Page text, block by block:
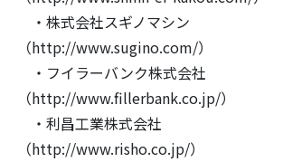
・株式会社スギノマシン
（http://www.sugino.com/）
・フイラーバンク株式会社
（http://www.fillerbank.co.jp/）
・利昌工業株式会社
（http://www.risho.co.jp/）